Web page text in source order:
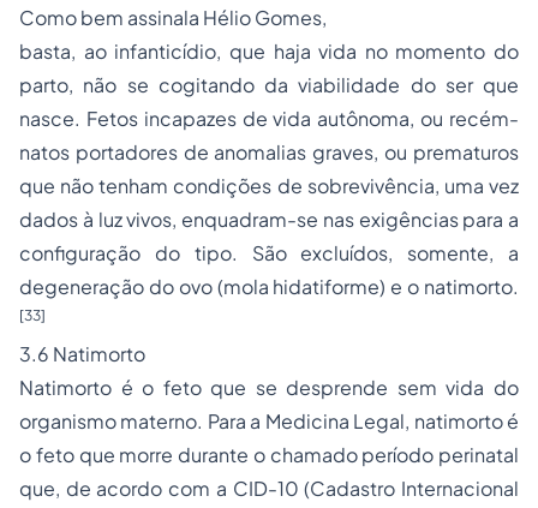
Como bem assinala Hélio Gomes,
basta, ao infanticídio, que haja vida no momento do
parto, não se cogitando da viabilidade do ser que
nasce. Fetos incapazes de vida autônoma, ou recém-
natos portadores de anomalias graves, ou prematuros
que não tenham condições de sobrevivência, uma vez
dados à luz vivos, enquadram-se nas exigências para a
configuração do tipo. São excluídos, somente, a
degeneração do ovo (mola hidatiforme) e o natimorto.
[33]
3.6 Natimorto
Natimorto é o feto que se desprende sem vida do
organismo materno. Para a Medicina Legal, natimorto é
o feto que morre durante o chamado período perinatal
que, de acordo com a CID-10 (Cadastro Internacional